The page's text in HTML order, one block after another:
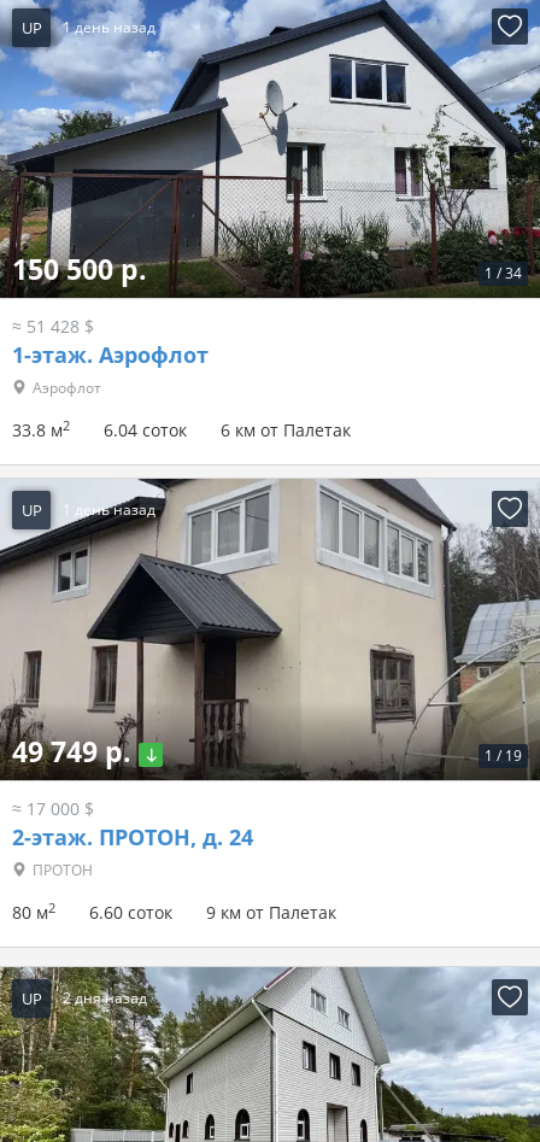
UP 1 день назад
1 /34
150 500 р.
≈ 51 428 $
1-этаж. Аэрофлот
Аэрофлот
33.8 м2 6.04 соток 6 км от Палетак
UP 1 день назад
1 / 19
49 749 р.
≈ 17 000 $
2-этаж. ПРОТОН, д. 24
ПРОТОН
80 м2 6.60 соток 9 км от Палетак
UP 2 дня назад